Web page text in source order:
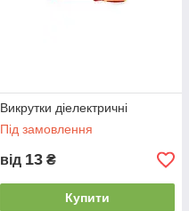
Викрутки діелектричні
Під замовлення
від 13 ₴
Купити